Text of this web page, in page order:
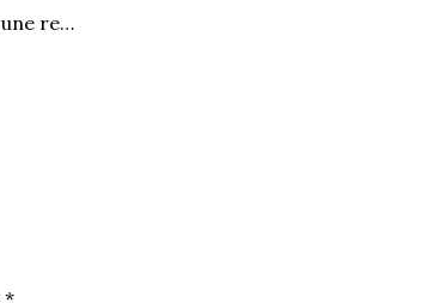
Les musts du campus pour une rentrée réussie